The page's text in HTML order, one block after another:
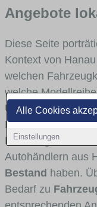
Alle Cookies
Einstellungen
Angebote
Diese Seite
Kontext von
welchen
welche
Umlandverkehr zu
Fahrertypen die
Fahrzeuge
Autohändlern aus
Bestand haben.
Bedarf zu